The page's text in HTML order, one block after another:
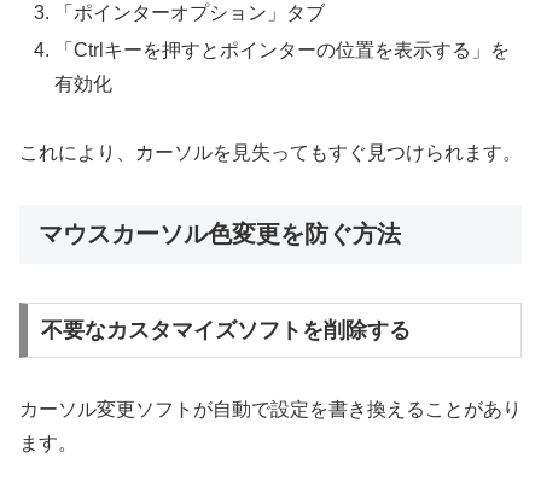
「ポインターオプション」タブ
「Ctrlキーを押すとポインターの位置を表示する」を
有効化
これにより、カーソルを見失ってもすぐ見つけられます。
マウスカーソル色変更を防ぐ方法
不要なカスタマイズソフトを削除する
カーソル変更ソフトが自動で設定を書き換えることがあり
ます。